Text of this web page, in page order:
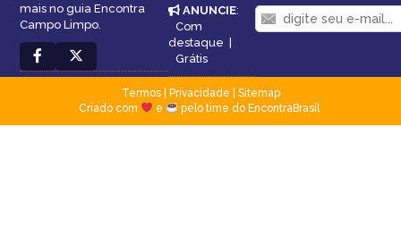
mais no guia Encontra
Campo Limpo.
ANUNCIE:
Com
destaque |
Grátis
Termos| Privacidade
Sitemap
Criado com
e pelo time do EncontraBrasil